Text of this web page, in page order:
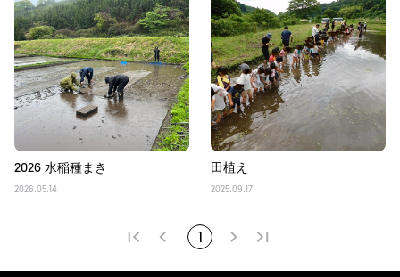
2026 水稲種まき
2026.05.14
田植え
2025.09.17
1